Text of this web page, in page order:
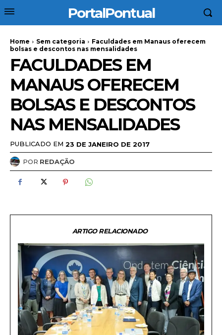
PortalPontual
Home Sem categoria
Faculdades em Manaus oferecem
bolsas e descontos nas mensalidades
FACULDADES EM
MANAUS OFERECEM
BOLSAS E DESCONTOS
NAS MENSALIDADES
PUBLICADO EM 23 DE JANEIRO DE 2017
POR REDAÇÃO
ARTIGO RELACIONADO